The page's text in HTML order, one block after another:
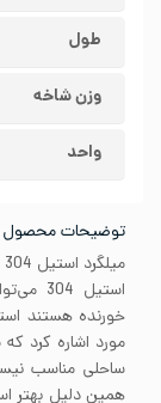
طول
وزن شاخه
واحد
توضیحات محصول
مورد اشاره کرد
ساحلی مناسب